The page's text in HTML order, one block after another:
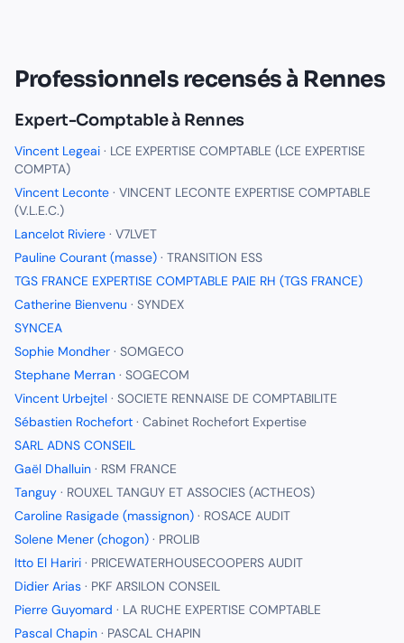
Professionnels recensés à Rennes
Expert-Comptableà Rennes
Vincent Legeai · LCE EXPERTISE COMPTABLE (LCE EXPERTISE
COMPTA)
Vincent Leconte · VINCENT LECONTE EXPERTISE COMPTABLE
(V.L.E.C.)
Lancelot Riviere · V7LVET
Pauline Courant (masse) · TRANSITION ESS
TGS FRANCE EXPERTISE COMPTABLE PAIE RH (TGS FRANCE)
Catherine Bienvenu · SYNDEX
SYNCEA
Sophie Mondher · SOMGECO
Stephane Merran · SOGECOM
Vincent Urbejtel · SOCIETE RENNAISE DE COMPTABILITE
Sébastien Rochefort · Cabinet Rochefort Expertise
SARL ADNS CONSEIL
Gaël Dhalluin · RSM FRANCE
Tanguy · ROUXEL TANGUY ET ASSOCIES (ACTHEOS)
Caroline Rasigade (massignon) · ROSACE AUDIT
Solene Mener (chogon) · PROLIB
Itto El Hariri · PRICEWATERHOUSECOOPERS AUDIT
Didier Arias · PKF ARSILON CONSEIL
Pierre Guyomard · LA RUCHE EXPERTISE COMPTABLE
Pascal Chapin · PASCAL CHAPIN